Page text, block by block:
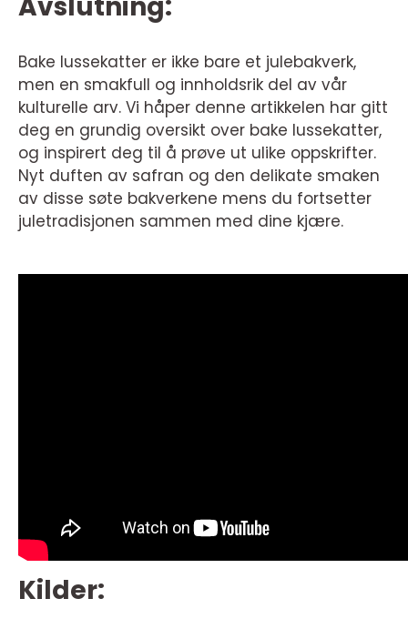
Avslutning:
Bake lussekatter er ikke bare et julebakverk,
men en smakfull og innholdsrik del av vår
kulturelle arv. Vi håper denne artikkelen har gitt
deg en grundig oversikt over bake lussekatter,
og inspirert deg til å prøve ut ulike oppskrifter.
Nyt duften av safran og den delikate smaken
av disse søte bakverkene mens du fortsetter
juletradisjonen sammen med dine kjære.
Kilder: